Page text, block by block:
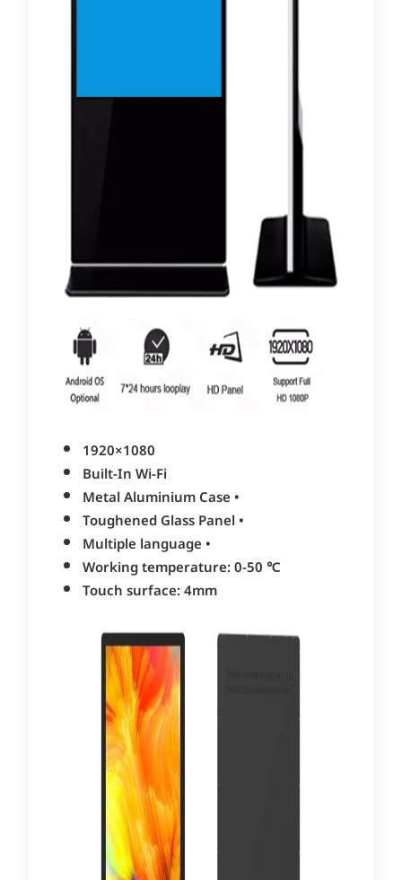
1920×1080
Built-In Wi-Fi
Metal Aluminium Case •
Toughened Glass Panel •
Multiple language •
Working temperature: 0-50 ℃
Touch surface: 4mm